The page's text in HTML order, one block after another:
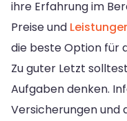
ihre Erfahrung im
Preise und
die beste Option für
Zu guter Letzt
Aufgaben denken.
Versicherungen und